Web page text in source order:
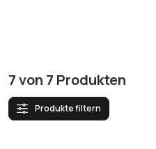
7von 7 Produkten
Produkte filtern